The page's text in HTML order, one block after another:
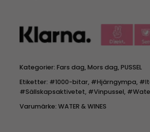
Kategorier: Fars dag,Mors dag,PUSSEL
Etiketter: #1000-bitar, #Hjärngympa,
#Sällskapsaktivetet, #Vinpussel,
Varumärke: WATER & WINES